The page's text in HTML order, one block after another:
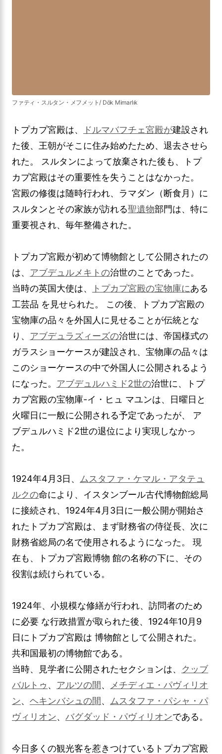
ファティ・スルタン・メフメット/ Dök Mimarlık
トプカプ宮殿は、 ドルマバフチェ宮殿が建設され
た後、王朝がそこに住み始めたため、退去させら
れた。 スルタンによって放棄された後も、トプ
カプ宮殿はその重要性を失うことはなかった。
宮殿の修復は随時行われ、ラマダン（断食月）に
スルタンとその家族が訪れる聖遺物部門は、特に
重要視され、毎年整備された。
トプカプ宮殿が初めて博物館として公開されたの
は、 アブデュルメキトの治世のことであった。
当時の英国大使は、
トプカプ宮殿の宝物庫にある
工芸品 を見せられた。 この後、トプカプ宮殿の
宝物庫の品々を外国人に見せることが伝統とな
り、 アブデュラズィーズの治世には、帝国様式の
ガラスショーケースが建設され、宝物庫の品々は
このショーケースの中で外国人に公開されるよう
になった。 アブデュルハミド2世の治世に、トプ
カプ宮殿の宝物庫-イ・ヒュ マユンは、日曜日と
火曜日に一般に公開される予定であったが、 ア
ブデュルハミド2世の退位により実現しなかっ
た。
1924年4月3日、
ムスタファ・ケマル・アタテュ
ルクの命により、イスタンブール古代博物館総局
に接続され、1924年4月3日に一般公開が開始さ
れたトプカプ宮殿は、まず財務省の侍従長、次に
財務省総局の名で使用されるようになった。 現
在も、トプカプ宮殿博物 館の名称の下に、その
役割は続けられている。
1924年、小規模な修繕が行われ、訪問者のため
に必要 な行政措置が取られた後、1924年10月9
日にトプカプ宮殿は 博物館として公開された。
共和国最初の博物館である。
当時、見学者に公開されたセクションは、 クッブ
バルトゥ 、 アルツの間、
メチディエ・パヴィリオ
ン、 ヘキンバシュの間、
ムスタファ・パシャ・パ
ヴィリオン、 バグダッド・パヴィリオンである。
今日多くの観光客を惹きつけているトプカプ宮殿